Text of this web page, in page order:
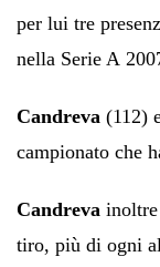
per lui tre
nella Serie A
Candreva (112)
campionato che
Candreva inoltre
tiro, più di ogni